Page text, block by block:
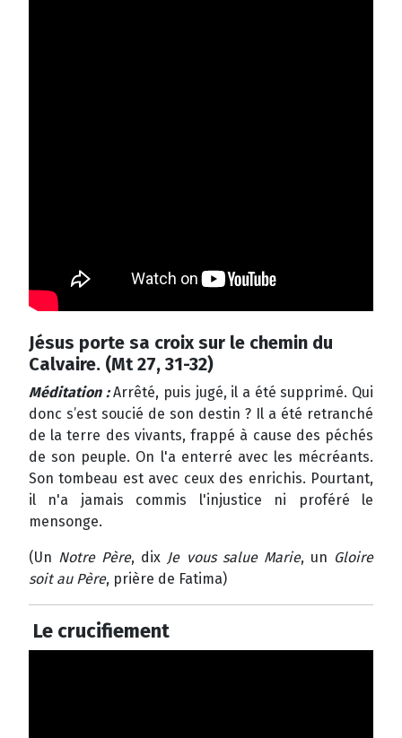
Jésus porte sa croix sur le chemin du
Calvaire. (Mt 27, 31-32)
Méditation :Arrêté, puis jugé, il a été supprimé. Qui
donc s’est soucié de son destin ? Il a été retranché
de la terre des vivants, frappé à cause des péchés
de son peuple. On l'a enterré avec les mécréants.
Son tombeau est avec ceux des enrichis. Pourtant,
il n'a jamais commis l'injustice ni proféré le
mensonge.
(Un Notre Père, dix Je vous salue Marie, un Gloire
soit au Père, prière de Fatima)
Le crucifiement